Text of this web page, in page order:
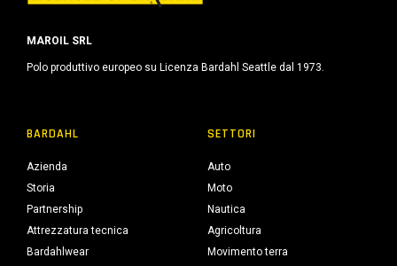
MAROIL SRL
Polo produttivo europeo su Licenza Bardahl Seattle dal 1973.
BARDAHL
Azienda
Storia
Partnership
Attrezzatura tecnica
Bardahlwear
SETTORI
Auto
Moto
Nautica
Agricoltura
Movimento terra